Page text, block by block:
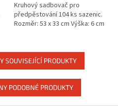
Kruhový sadbovač pro
předpěstování 104 ks sazenic.
Rozměr: 53 x 33 cm Výška: 6 cm
SOUVISEJÍCÍ PRODUKTY
PODOBNÉ PRODUKTY